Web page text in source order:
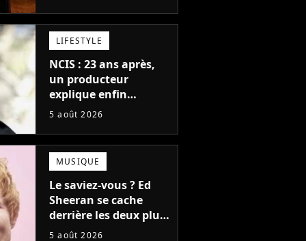
donner de rôle au
cinéma
LIFESTYLE
NCIS : 23 ans après,
un producteur
explique enfin
l'origine de l'idée la
(et on ne parle pas du
bateau)
5 août 2026
MUSIQUE
Le saviez-vous ? Ed
Sheeran se cache
derrière les deux plus
gros tubes du
5 août 2026